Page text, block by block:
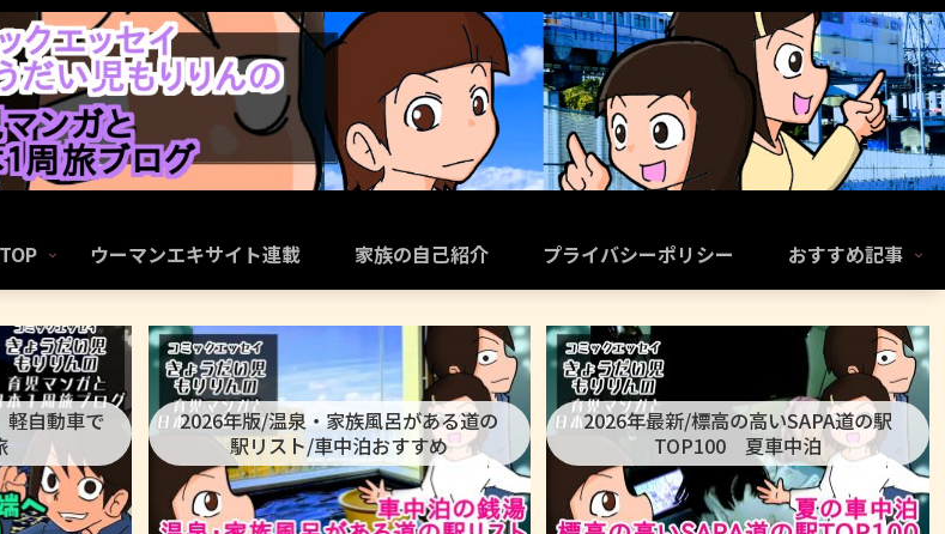
ウーマンエキサイト連載 家族の自己紹介 プライバシーポリシー おすすめ記事
自動車で
2026年版/温泉・家族風呂がある道の
駅リスト/車中泊おすすめ
2026年最新/標高の高いSAPA道の駅
TOP100 夏車中泊